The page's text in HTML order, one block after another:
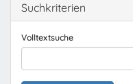
Suchkriterien
Volltextsuche